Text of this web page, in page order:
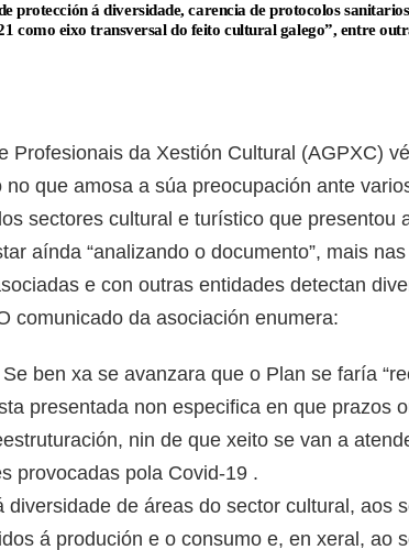
protección á diversidade, carencia de protocolos
como eixo transversal do feito cultural galego”, entre
Profesionais da Xestión Cultural (AGPXC)
que amosa a súa preocupación ante
sectores cultural e turístico que presentou
aínda “analizando o documento”, mais
e con outras entidades detectan
comunicado da asociación enumera:
ben xa se avanzara que o Plan se faría
presentada non especifica en que prazos
nin de que xeito se van a
provocadas pola Covid-19 .
diversidade de áreas do sector cultural, aos
á produción e o consumo e, en xeral, ao